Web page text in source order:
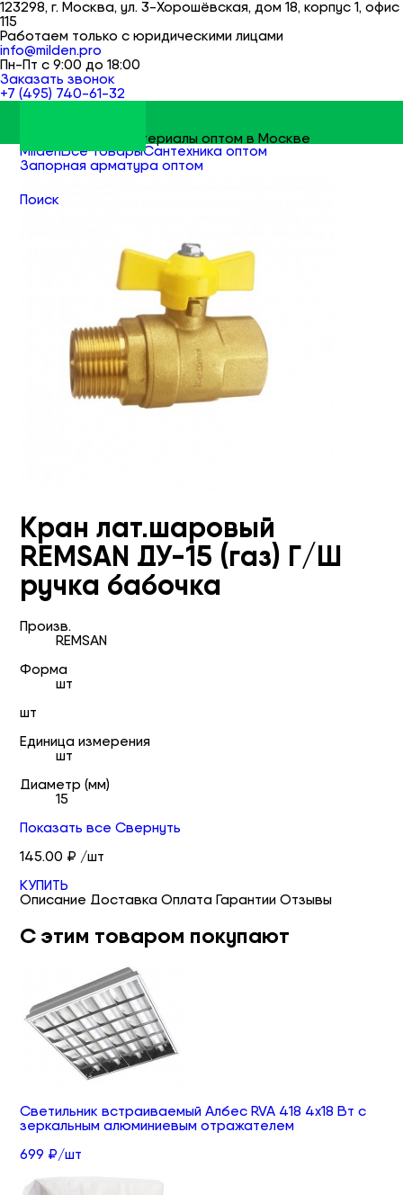
123298, г. Москва, ул. 3-Хорошёвская, дом 18, корпус 1, офис
115
Работаем только с юридическими лицами
info@milden.pro
Пн-Пт с 9:00 до 18:00
Заказать звонок
+7 (495) 740-61-32
Строительные материалы оптом в Москве
Поиск
MildenВсе товарыСантехника оптом
Запорная арматура оптом
Кран лат.шаровый
REMSAN ДУ-15 (газ) Г/Ш
ручка бабочка
Произв.
REMSAN
Форма
шт
шт
Единица измерения
шт
Диаметр (мм)
15
Показать все Свернуть
145.00 ₽ /шт
КУПИТЬ
Описание Доставка Оплата Гарантии Отзывы
С этим товаром покупают
Светильник встраиваемый Албес RVA 418 4х18 Вт с
зеркальным алюминиевым отражателем
699 ₽/шт